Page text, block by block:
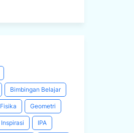
Bimbingan Belajar
Fisika Geometri
Inspirasi IPA